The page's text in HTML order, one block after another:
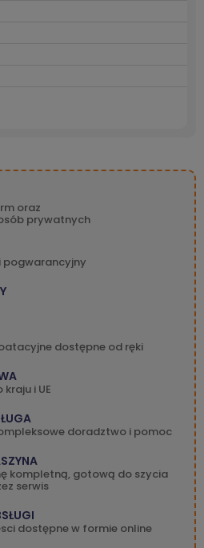
oraz
prywatnych
pogwarancyjny
dostępne od ręki
i UE
doradztwo i pomoc
kompletną, gotową do szycia
serwis
dostępne w formie online